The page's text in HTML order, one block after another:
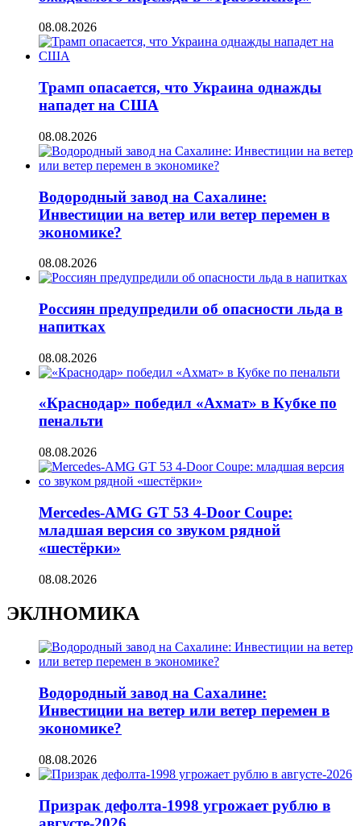
08.08.2026
Трамп опасается, что Украина однажды
нападет на США
08.08.2026
Водородный завод на Сахалине:
Инвестиции на ветер или ветер перемен в
экономике?
08.08.2026
Россиян предупредили об опасности льда в
напитках
08.08.2026
«Краснодар» победил «Ахмат» в Кубке по
пенальти
08.08.2026
Mercedes-AMG GT 53 4-Door Coupe:
младшая версия со звуком рядной
«шестёрки»
08.08.2026
ЭКЛНОМИКА
Водородный завод на Сахалине:
Инвестиции на ветер или ветер перемен в
экономике?
08.08.2026
Призрак дефолта-1998 угрожает рублю в